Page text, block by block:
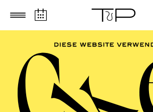
Zum Hauptinhalt springen Zum